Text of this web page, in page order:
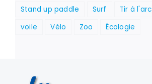
Stand up paddle
Surf Tir à l'arc
voile
Vélo Zoo Écologie